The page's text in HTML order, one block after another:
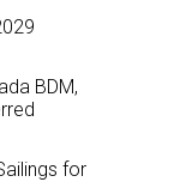
BDM,
for